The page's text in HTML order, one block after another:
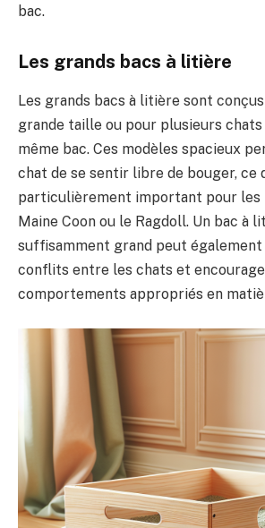
bac.
Les grands bacs à litière
Les grands bacs à litière sont
grande taille ou pour plusieurs
même bac. Ces modèles spacieux
chat de se sentir libre de bouger, ce
particulièrement important pour les
Maine Coon ou le Ragdoll. Un bac à
suffisamment grand peut
conflits entre les chats et
comportements appropriés en